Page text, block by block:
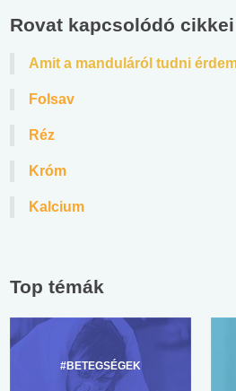
Rovat kapcsolódó cikkei
Amit a manduláról tudni
Folsav
Réz
Króm
Kalcium
Top témák
#BETEGSÉGEK